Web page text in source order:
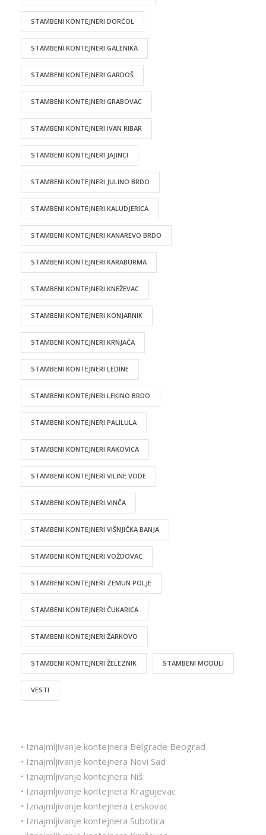
STAMBENI KONTEJNERI DORĆOL
STAMBENI KONTEJNERI GALENIKA
STAMBENI KONTEJNERI GARDOŠ
STAMBENI KONTEJNERI GRABOVAC
STAMBENI KONTEJNERI IVAN RIBAR
STAMBENI KONTEJNERI JAJINCI
STAMBENI KONTEJNERI JULINO BRDO
STAMBENI KONTEJNERI KALUDJERICA
STAMBENI KONTEJNERI KANAREVO BRDO
STAMBENI KONTEJNERI KARABURMA
STAMBENI KONTEJNERI KNEŽEVAC
STAMBENI KONTEJNERI KONJARNIK
STAMBENI KONTEJNERI KRNJAČA
STAMBENI KONTEJNERI LEDINE
STAMBENI KONTEJNERI LEKINO BRDO
STAMBENI KONTEJNERI PALILULA
STAMBENI KONTEJNERI RAKOVICA
STAMBENI KONTEJNERI VILINE VODE
STAMBENI KONTEJNERI VINČA
STAMBENI KONTEJNERI VIŠNJIČKA BANJA
STAMBENI KONTEJNERI VOŽDOVAC
STAMBENI KONTEJNERI ZEMUN POLJE
STAMBENI KONTEJNERI ČUKARICA
STAMBENI KONTEJNERI ŽARKOVO
STAMBENI KONTEJNERI ŽELEZNIK STAMBENI MODULI
VESTI
• Iznajmljivanje kontejnera Belgrade Beograd
• Iznajmljivanje kontejnera Novi Sad
• Iznajmljivanje kontejnera Niš
• Iznajmljivanje kontejnera Kragujevac
• Iznajmljivanje kontejnera Leskovac
• Iznajmljivanje kontejnera Subotica